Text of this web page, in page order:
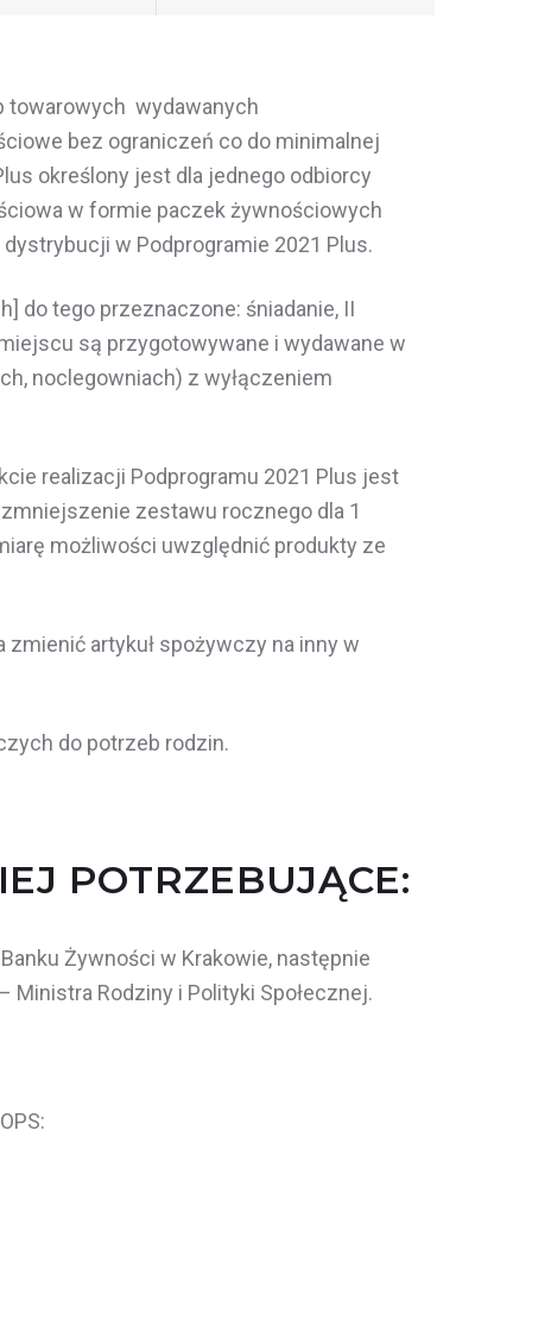
towarowych wydawanych
bez ograniczeń co do minimalnej
określony jest dla jednego odbiorcy
w formie paczek żywnościowych
w Podprogramie 2021 Plus.
do tego przeznaczone: śniadanie, II
są przygotowywane i wydawane w
noclegowniach) z wyłączeniem
realizacji Podprogramu 2021 Plus jest
zestawu rocznego dla 1
możliwości uwzględnić produkty ze
artykuł spożywczy na inny w
do potrzeb rodzin.
POTRZEBUJĄCE:
Żywności w Krakowie, następnie
Rodziny i Polityki Społecznej.